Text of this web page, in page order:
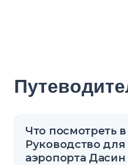
Что посмотреть
Руководство
аэропорта Дасин